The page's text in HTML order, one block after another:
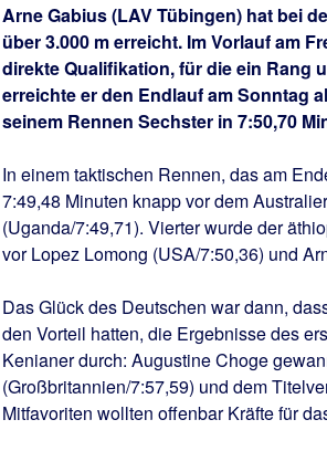
Arne Gabius (LAV Tübingen) hat bei
über 3.000 m erreicht. Im Vorlauf am
direkte Qualifikation, für die ein Rang
erreichte er den Endlauf am Sonntag
seinem Rennen Sechster in 7:50,70
In einem taktischen Rennen, das am
7:49,48 Minuten knapp vor dem
(Uganda/7:49,71). Vierter wurde der
vor Lopez Lomong (USA/7:50,36) und
Das Glück des Deutschen war dann,
den Vorteil hatten, die Ergebnisse des
Kenianer durch: Augustine Choge
(Großbritannien/7:57,59) und dem
Mitfavoriten wollten offenbar Kräfte für